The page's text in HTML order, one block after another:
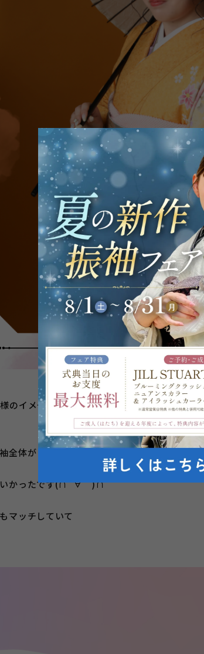
のイメージに
全体が
いかったです(∩´∀｀)∩
マッチしていて